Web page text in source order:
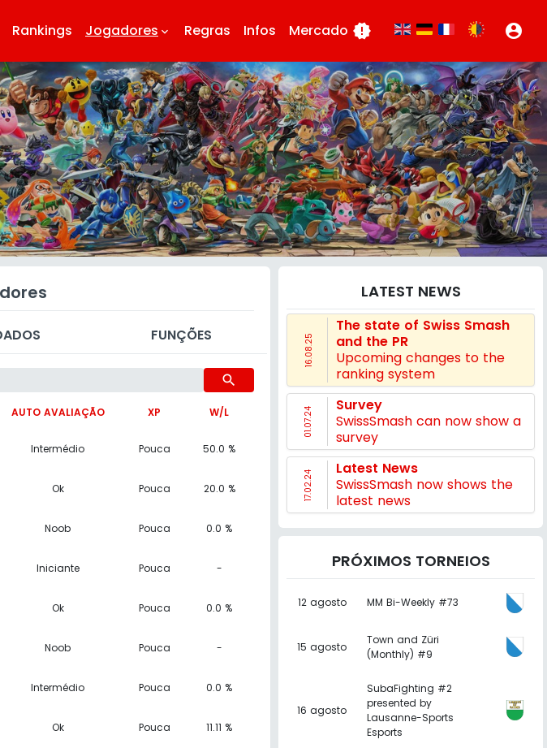
Rankings Jogadores keyboard_arrow_down Regras Infos Mercado new_releases account_circle
FUNÇÕES
search
AUTO AVALIAÇÃO XP W/L
Intermédio Pouca 50.0 %
Ok Pouca 20.0 %
Noob Pouca 0.0 %
Iniciante Pouca -
Ok Pouca 0.0 %
Noob Pouca -
Intermédio Pouca 0.0 %
Ok Pouca 11.11 %
LATEST NEWS
16.08.25
The state of Swiss Smash
and the PR
Upcoming changes to the
ranking system
01.07.24
Survey
SwissSmash can now show a
survey
17.02.24
Latest News
SwissSmash now shows the
latest news
PRÓXIMOS TORNEIOS
12 agosto MM Bi-Weekly #73
15 agosto
Town and Züri
(Monthly) #9
16 agosto
SubaFighting #2
presented by
Lausanne-Sports
Esports